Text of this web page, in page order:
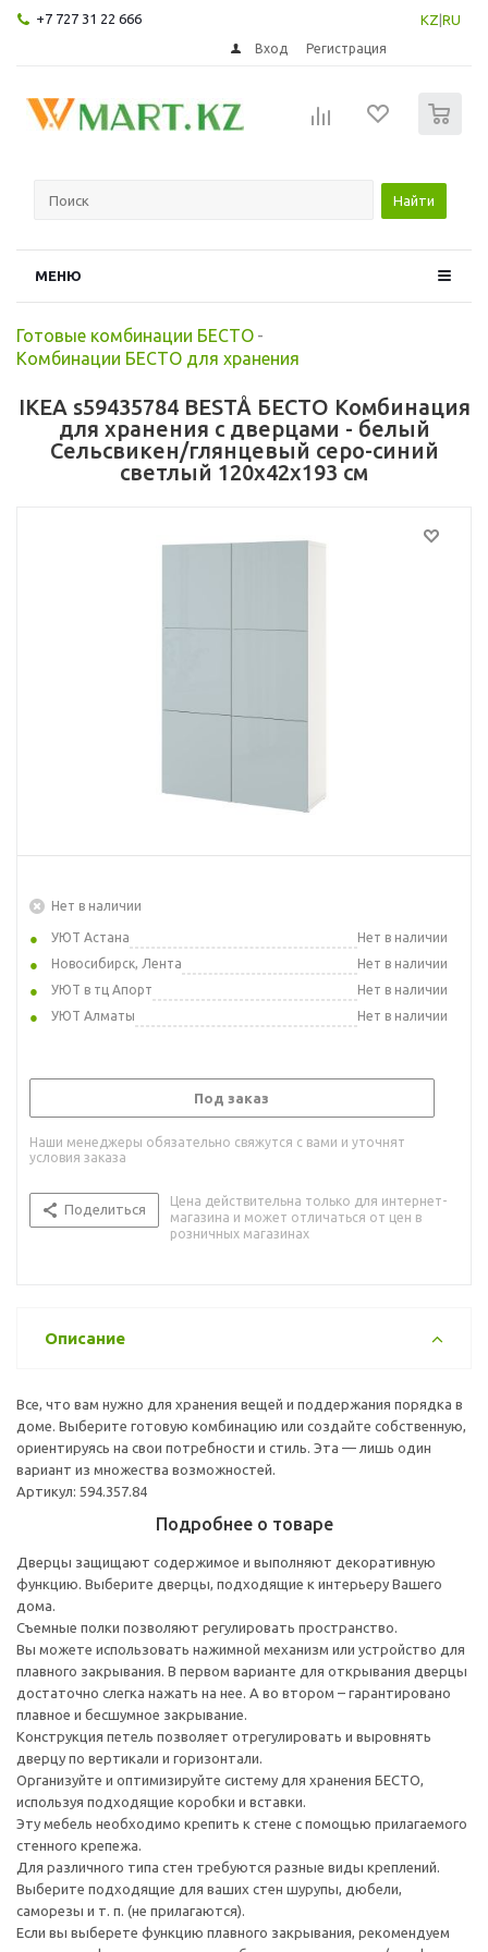
+7 727 31 22 666 KZ RU
Вход Регистрация
Найти
МЕНЮ
Готовые комбинации БЕСТО -
Комбинации БЕСТО для хранения
IKEA s59435784 BESTÅ БЕСТО Комбинация
для хранения с дверцами - белый
Сельсвикен/глянцевый серо-синий
светлый 120x42x193 см
Нет в наличии
УЮТ Астана
Нет в наличии
Новосибирск, Лента
Нет в наличии
УЮТ в тц Апорт
Нет в наличии
УЮТ Алматы
Нет в наличии
Под заказ
Наши менеджеры обязательно свяжутся с вами и уточнят
условия заказа
Поделиться
Цена действительна только для интернет-
магазина и может отличаться от цен в
розничных магазинах
Описание
Все, что вам нужно для хранения вещей и поддержания порядка в
доме. Выберите готовую комбинацию или создайте собственную,
ориентируясь на свои потребности и стиль. Эта — лишь один
вариант из множества возможностей.
Артикул: 594.357.84
Подробнее о товаре
Дверцы защищают содержимое и выполняют декоративную
функцию. Выберите дверцы, подходящие к интерьеру Вашего
дома.
Съемные полки позволяют регулировать пространство.
Вы можете использовать нажимной механизм или устройство для
плавного закрывания. В первом варианте для открывания дверцы
достаточно слегка нажать на нее. А во втором – гарантировано
плавное и бесшумное закрывание.
Конструкция петель позволяет отрегулировать и выровнять
дверцу по вертикали и горизонтали.
Организуйте и оптимизируйте систему для хранения БЕСТО,
используя подходящие коробки и вставки.
Эту мебель необходимо крепить к стене с помощью прилагаемого
стенного крепежа.
Для различного типа стен требуются разные виды креплений.
Выберите подходящие для ваших стен шурупы, дюбели,
саморезы и т. п. (не прилагаются).
Если вы выберете функцию плавного закрывания, рекомендуем